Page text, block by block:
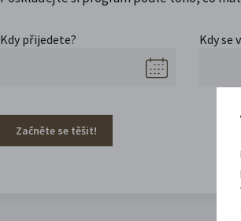
Kdy přijedete? Kdy se
Začněte se těšit!